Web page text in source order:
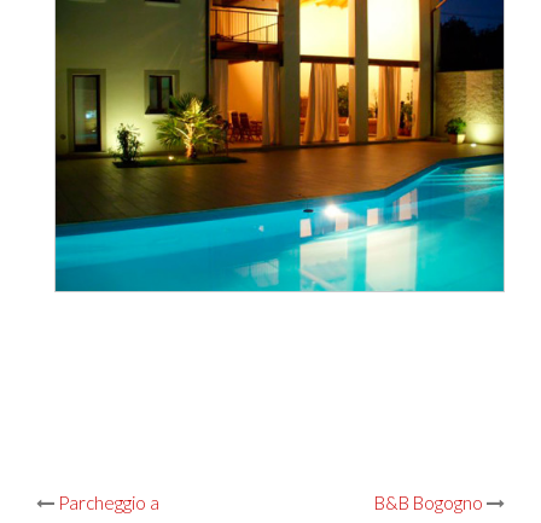
Parcheggio a
B&B Bogogno